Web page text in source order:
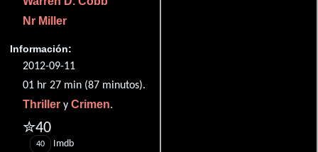
Nr Miller
Información:
2012-09-11
01 hr 27 min (87 minutos).
Thriller y Crimen.
✮40
40 Imdb